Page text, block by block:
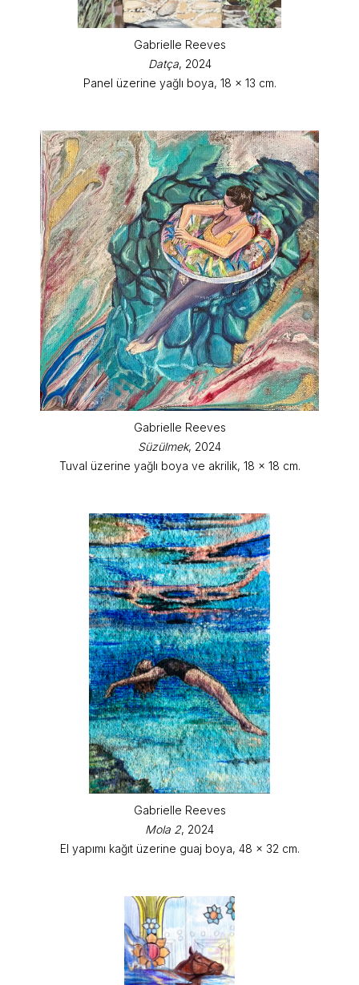
Gabrielle Reeves
Datça, 2024
Panel üzerine yağlı boya, 18 x 13 cm.
Gabrielle Reeves
Süzülmek, 2024
Tuval üzerine yağlı boya ve akrilik, 18 x 18 cm.
Gabrielle Reeves
Mola 2, 2024
El yapımı kağıt üzerine guaj boya, 48 x 32 cm.